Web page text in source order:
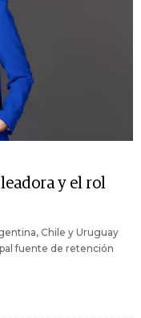
y el rol
Chile y Uruguay
fuente de retención